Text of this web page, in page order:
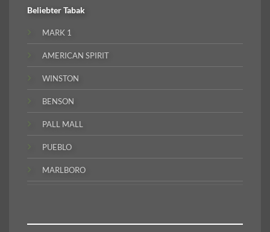
BeliebterTabak
MARK 1
AMERICAN SPIRIT
WINSTON
BENSON
PALL MALL
PUEBLO
MARLBORO